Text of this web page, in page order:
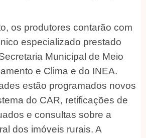
os produtores contarão com
especializado prestado
Municipal de Meio
e Clima e do INEA.
estão programados novos
do CAR, retificações de
e consultas sobre a
dos imóveis rurais. A